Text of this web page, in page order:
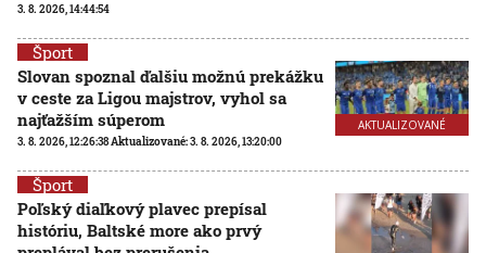
3. 8. 2026, 14:44:54
AKTUALIZOVANÉ
Šport
Slovan spoznal ďalšiu možnú prekážku
v ceste za Ligou majstrov, vyhol sa
najťažším súperom
3. 8. 2026, 12:26:38 Aktualizované:3. 8. 2026, 13:20:00
Šport
Poľský diaľkový plavec prepísal
históriu, Baltské more ako prvý